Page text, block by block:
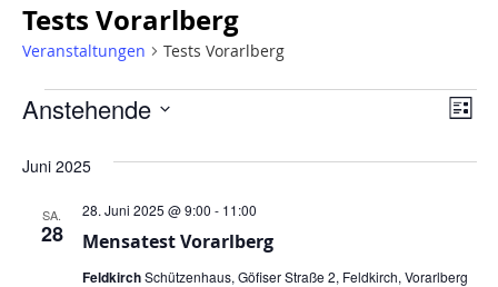
Tests Vorarlberg
Veranstaltungen Tests Vorarlberg
Liste
Anstehende
wählen.
Juni 2025
SA.
28 Mensatest Vorarlberg
28. Juni 2025 @ 9:00 - 11:00
FeldkirchSchützenhaus, Göfiser Straße 2, Feldkirch, Vorarlberg